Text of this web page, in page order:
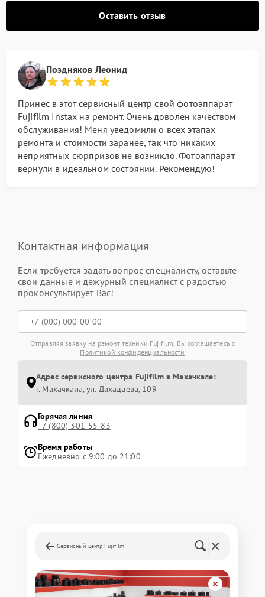
Оставить отзыв
Поздняков Леонид
Принес в этот сервисный центр свой фотоаппарат
Fujifilm Instax на ремонт. Очень доволен качеством
обслуживания! Меня уведомили о всех этапах
ремонта и стоимости заранее, так что никаких
неприятных сюрпризов не возникло. Фотоаппарат
вернули в идеальном состоянии. Рекомендую!
Контактная информация
Если требуется задать вопрос специалисту, оставьте
свои данные и дежурный специалист с радостью
проконсультирует Вас!
Отправляя заявку на ремонт техники Fujifilm, Вы соглашаетесь с
Политикой конфиденциальности
Адрес сервисного центра Fujifilm в Махачкале:
г. Махачкала, ул. Дахадаева, 109
Горячая линия
+7 (800) 301-55-83
Время работы
Ежедневно с 9:00 до 21:00
Сервисный центр Fujifilm